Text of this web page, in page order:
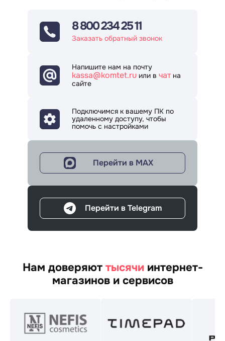
оплаты;
статистика выручки по каждому курьеру;
работа с полностью или частично оплаченными
заказами;
формирование и вывод на экран QR-кода со
ссылкой на онлайн-чек;
покупателям.
Стоимость лицензии на курьера от
120
руб/мес
для клиентов КОМТЕТ Кассы
8 800 234 25 11
Заказать обратный звонок
Напишите нам на почту
kassa@komtet.ru или в чатна
сайте
Подключимся к вашему ПК по
удаленному доступу, чтобы
помочь с настройками
Перейти в MAX
Перейти в Telegram
Нам доверяют тысячиинтернет-
магазинов и сервисов